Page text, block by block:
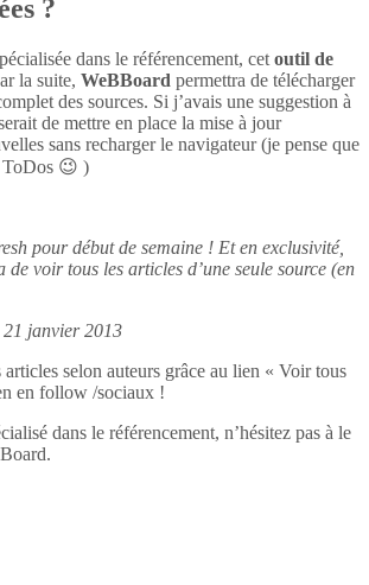
?
dans le référencement, cet outil de
la suite, WeBBoard permettra de télécharger
des sources. Si j’avais une suggestion à
de mettre en place la mise à jour
sans recharger le navigateur (je pense que
ToDos 😉 )
pour début de semaine ! Et en exclusivité,
de voir tous les articles d’une seule source (en
janvier 2013
selon auteurs grâce au lien « Voir tous
en follow /sociaux !
dans le référencement, n’hésitez pas à le